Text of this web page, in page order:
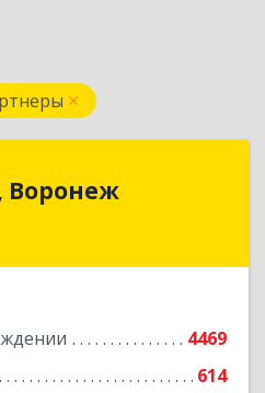
Воронеж
4469
614
Бит, Воронеж
Воронеж г, 20-летия